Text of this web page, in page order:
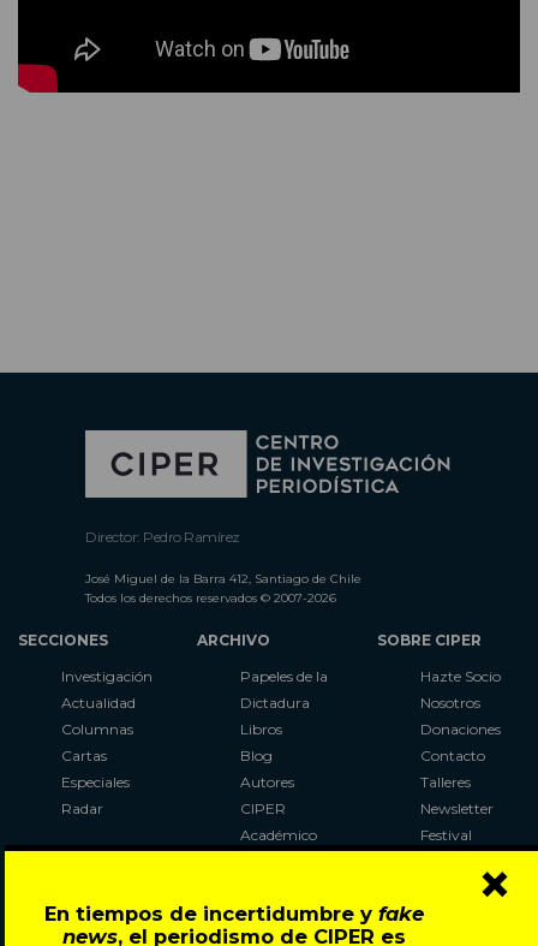
En tiempos de incertidumbre y fake
news, el periodismo de CIPER es
×
Director: Pedro Ramírez
José Miguel de la Barra 412, Santiago de Chile
Todos los derechos reservados © 2007-2026
SECCIONES
Investigación
Actualidad
Columnas
Cartas
Especiales
Radar
ARCHIVO
Papeles de la
Dictadura
Libros
Blog
Autores
CIPER
Académico
Al Plebiscito
con CIPER
SOBRE CIPER
Hazte Socio
Nosotros
Donaciones
Contacto
Talleres
Newsletter
Festival